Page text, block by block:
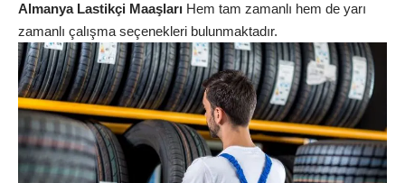
Almanya Lastikçi Maaşları Hem tam zamanlı hem de yarı
zamanlı çalışma seçenekleri bulunmaktadır.